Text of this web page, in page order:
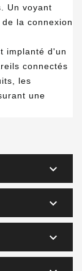
Un voyant
la connexion
implanté d'un
connectés
les
une


